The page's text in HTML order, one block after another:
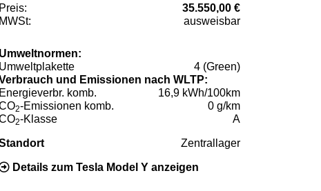
Preis:
35.550,00 €
MWSt:
ausweisbar
Umweltnormen:
Umweltplakette
4 (Green)
und Emissionen nach WLTP:
Energieverbr. komb.
16,9 kWh/100km
2-Emissionen komb.
0 g/km
2-Klasse A
Zentrallager
Details zum Tesla Model Y anzeigen